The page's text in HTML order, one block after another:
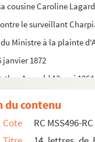
cousine Caroline
le surveillant
du Ministre à la plainte
janvier 1872
Arnould 12 mai
Arnould avec env.
du contenu
Cote
RC MSS496-